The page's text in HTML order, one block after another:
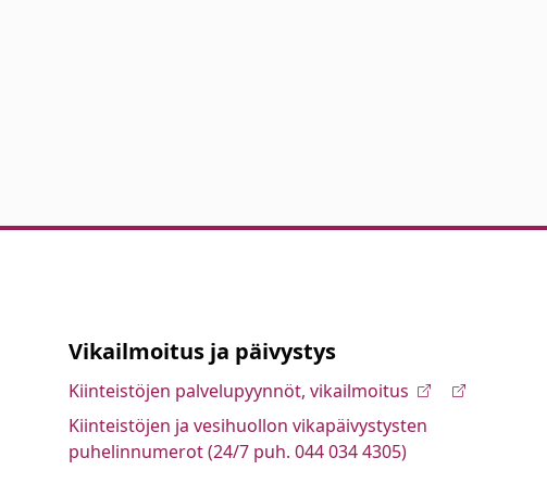
Vikailmoitus ja päivystys
Kiinteistöjen palvelupyynnöt, vikailmoitus
Kiinteistöjen ja vesihuollon vikapäivystysten
puhelinnumerot (24/7 puh. 044 034 4305)